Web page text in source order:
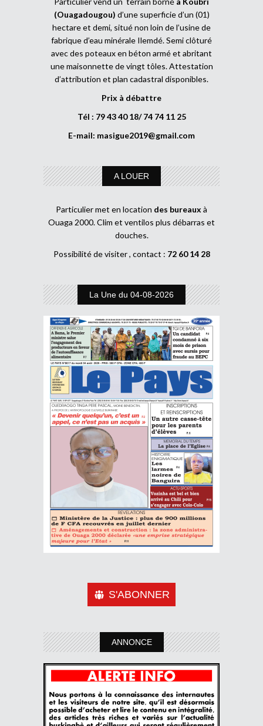
(Ouagadougou) d’une superficie d’un (01)
hectare et demi, situé non loin de l’usine de
fabrique d’eau minérale Ilemdé. Semi clôturé
avec des poteaux en béton armé et abritant
une maisonnette de vingt tôles. Attestation
d’attribution et plan cadastral disponibles.
Prix à débattre
Tél : 79 43 40 18/ 74 74 11 25
E-mail: masigue2019@gmail.com
A LOUER
Particulier met en location des bureaux à
Ouaga 2000. Clim et ventilos plus débarras et
douches.
Possibilité de visiter , contact : 72 60 14 28
La Une du 04-08-2026
S'ABONNER
ANNONCE